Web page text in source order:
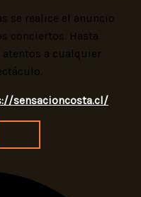
se realice el anuncio
conciertos. Hasta
a cualquier
sensacioncosta.cl/